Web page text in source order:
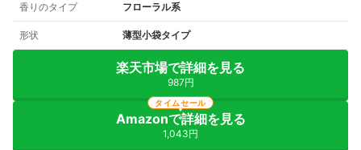
香りのタイプ フローラル系
形状 薄型小袋タイプ
楽天市場で詳細を見る
987円
Amazonで詳細を見る
1,043円
タイムセール